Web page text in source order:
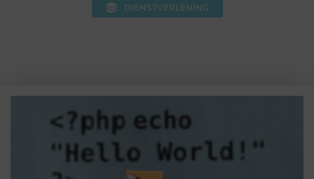
DIENSTVERLENING